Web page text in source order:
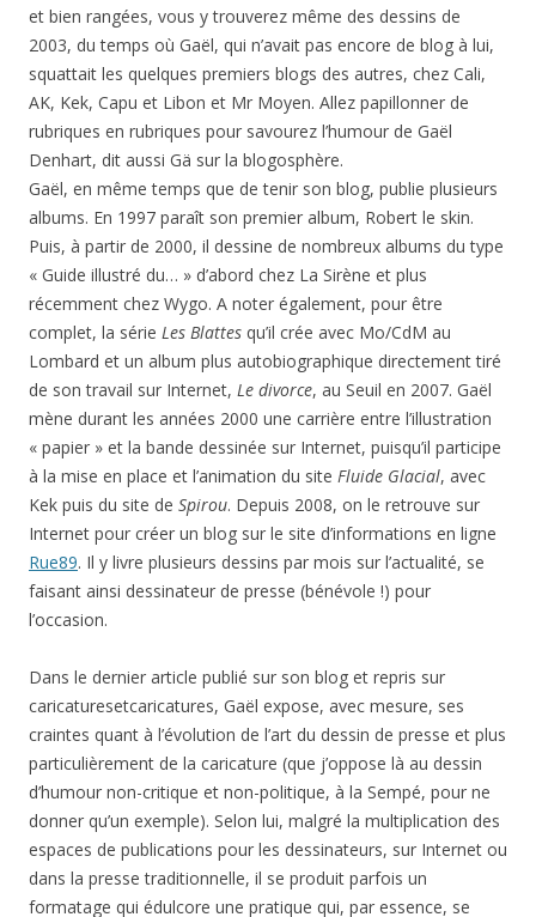
et bien rangées, vous y trouverez même des dessins de
2003, du temps où Gaël, qui n’avait pas encore de blog à lui,
squattait les quelques premiers blogs des autres, chez Cali,
AK, Kek, Capu et Libon et Mr Moyen. Allez papillonner de
rubriques en rubriques pour savourez l’humour de Gaël
Denhart, dit aussi Gä sur la blogosphère.
Gaël, en même temps que de tenir son blog, publie plusieurs
albums. En 1997 paraît son premier album, Robert le skin.
Puis, à partir de 2000, il dessine de nombreux albums du type
« Guide illustré du… » d’abord chez La Sirène et plus
récemment chez Wygo. A noter également, pour être
complet, la série Les Blattes qu’il crée avec Mo/CdM au
Lombard et un album plus autobiographique directement tiré
de son travail sur Internet, Le divorce, au Seuil en 2007. Gaël
mène durant les années 2000 une carrière entre l’illustration
« papier » et la bande dessinée sur Internet, puisqu’il participe
à la mise en place et l’animation du site Fluide Glacial, avec
Kek puis du site de Spirou. Depuis 2008, on le retrouve sur
Internet pour créer un blog sur le site d’informations en ligne
Rue89. Il y livre plusieurs dessins par mois sur l’actualité, se
faisant ainsi dessinateur de presse (bénévole !) pour
l’occasion.
Dans le dernier article publié sur son blog et repris sur
caricaturesetcaricatures, Gaël expose, avec mesure, ses
craintes quant à l’évolution de l’art du dessin de presse et plus
particulièrement de la caricature (que j’oppose là au dessin
d’humour non-critique et non-politique, à la Sempé, pour ne
donner qu’un exemple). Selon lui, malgré la multiplication des
espaces de publications pour les dessinateurs, sur Internet ou
dans la presse traditionnelle, il se produit parfois un
formatage qui édulcore une pratique qui, par essence, se